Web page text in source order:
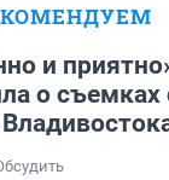
и
о съемках